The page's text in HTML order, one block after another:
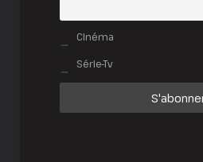
Cinéma
Série-Tv